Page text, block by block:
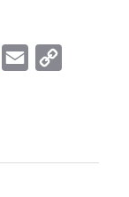
Telegram
Email